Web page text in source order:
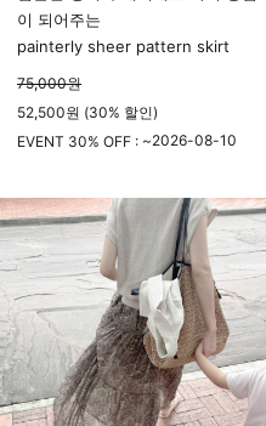
이 되어주는
painterly sheer pattern skirt
75,000원
52,500원 (30% 할인)
EVENT 30% OFF : ~2026-08-10